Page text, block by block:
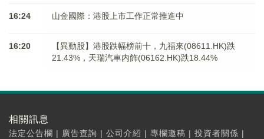
16:24 山金國際：港股上市工作正常推進中
16:20
【異動股】港股跌幅榜前十，九福來(08611.HK)跌
21.43%，天瑞汽車内飾(06162.HK)跌18.44%
相關訊息
法定公告欄 | 廣告查詢 | 公司介紹 | 專欄邀稿 | 投資者關係 |